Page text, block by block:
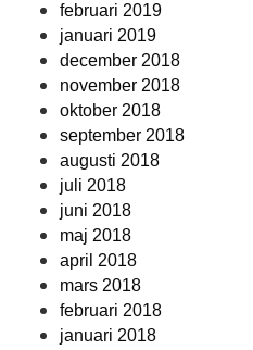
februari 2019
januari 2019
december 2018
november 2018
oktober 2018
september 2018
augusti 2018
juli 2018
juni 2018
maj 2018
april 2018
mars 2018
februari 2018
januari 2018